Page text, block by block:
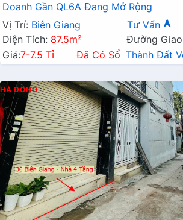
Doanh Gần QL6A Đang Mở Rộng
Vị Trí: Biên Giang Tư Vấn
Diện Tích: 87.5m²
Đường
Giá:7-7.5 Tỉ Đã Có Sổ Thành Đất
HÀ ĐÔNG